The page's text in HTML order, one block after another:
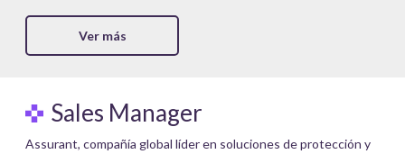
Ver más
Sales Manager
Assurant, compañía global líder en soluciones de protección y